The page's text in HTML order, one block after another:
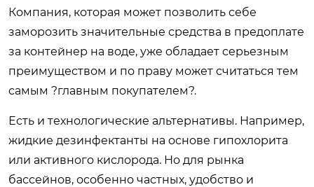
Компания, которая может позволить себе
заморозить значительные средства в предоплате
за контейнер на воде, уже обладает серьезным
преимуществом и по праву может считаться тем
самым ?главным покупателем?.
Есть и технологические альтернативы. Например,
жидкие дезинфектанты на основе гипохлорита
или активного кислорода. Но для рынка
бассейнов, особенно частных, удобство и